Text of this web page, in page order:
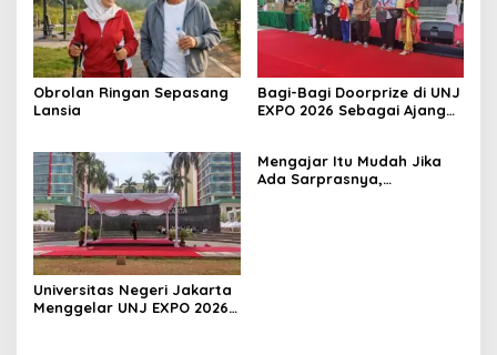
Obrolan Ringan Sepasang
Lansia
Bagi-Bagi Doorprize di UNJ
EXPO 2026 Sebagai Ajang
Akademika
Universitas Negeri Jakarta
Menggelar UNJ EXPO 2026
Mengajar Itu Mudah Jika
Ada Sarprasnya,